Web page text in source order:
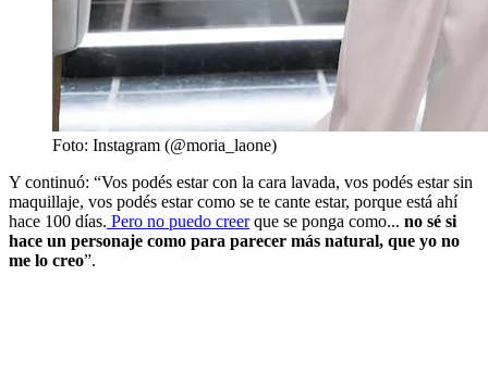
Foto: Instagram (@moria_laone)
Y continuó: “Vos podés estar con la cara lavada, vos podés estar sin
maquillaje, vos podés estar como se te cante estar, porque está ahí
hace 100 días. Pero no puedo creerque se ponga como... no sé si
hace un personaje como para parecer más natural, que yo no
me lo creo”.